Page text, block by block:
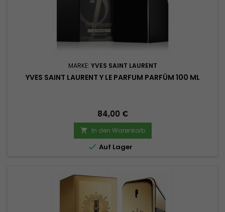
MARKE: YVES SAINT LAURENT
YVES SAINT LAURENT Y LE PARFUM PARFÜM 100 ML
Preis
84,00 €
 In den Warenkorb
 Auf Lager